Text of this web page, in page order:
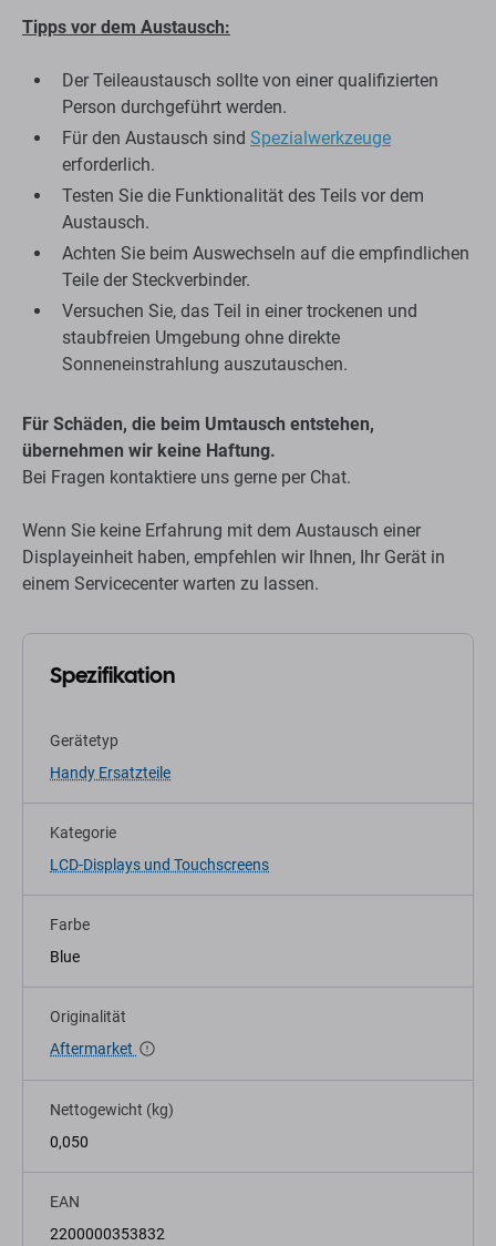
Tipps vor dem Austausch:
Der Teileaustausch sollte von einer qualifizierten
Person durchgeführt werden.
Für den Austausch sind Spezialwerkzeuge
erforderlich.
Testen Sie die Funktionalität des Teils vor dem
Austausch.
Achten Sie beim Auswechseln auf die empfindlichen
Teile der Steckverbinder.
Versuchen Sie, das Teil in einer trockenen und
staubfreien Umgebung ohne direkte
Sonneneinstrahlung auszutauschen.
Für Schäden, die beim Umtausch entstehen,
übernehmen wir keine Haftung.
Bei Fragen kontaktiere uns gerne per Chat.
Wenn Sie keine Erfahrung mit dem Austausch einer
Displayeinheit haben, empfehlen wir Ihnen, Ihr Gerät in
einem Servicecenter warten zu lassen.
Spezifikation
Gerätetyp
Handy Ersatzteile
Kategorie
LCD-Displays und Touchscreens
Farbe
Blue
Originalität
Aftermarket
Nettogewicht (kg)
0,050
EAN
2200000353832